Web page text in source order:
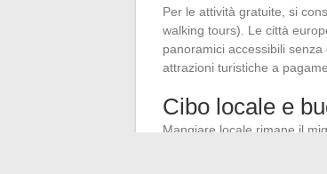
Per le attività gratuite, si
walking tours). Le città
panoramici accessibili
attrazioni turistiche a
Cibo locale e
Mangiare locale rimane il